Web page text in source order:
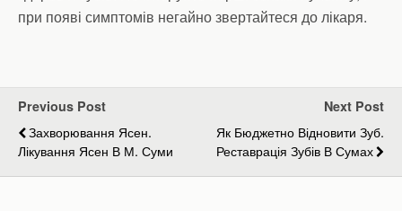
при появі симптомів негайно звертайтеся до лікаря.
Previous Post
Захворювання Ясен.
Лікування Ясен В М. Суми
Next Post
Як Бюджетно Відновити Зуб.
Реставрація Зубів В Сумах